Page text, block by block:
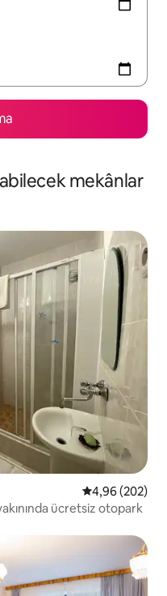
mekânlar
5 üzerinden
4,96 (202)
ücretsiz otopark